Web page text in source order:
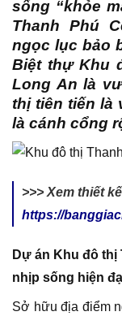
sống “khỏe
Thanh Phú
ngọc lục bảo
Biệt thự Khu
Long An là
thị tiên tiến là
là cánh cổng
>>> Xem thiết
https://
Dự án Khu đô thị
nhịp sống hiện
Sở hữu địa điểm